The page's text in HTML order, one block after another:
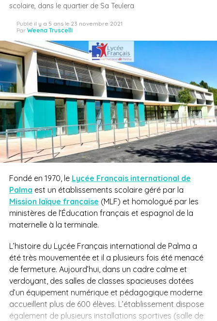
scolaire, dans le quartier de Sa Teulera
Publié il y a 5 ans le 23 novembre 2021
Par Weena Truscelli
Fondé en 1970, le Lycée Français international de
Palma est un établissements scolaire géré par la
Mission laïque française (MLF) et homologué par les
ministères de l’Éducation français et espagnol de la
maternelle à la terminale.
L’histoire du Lycée Français international de Palma a
été très mouvementée et il a plusieurs fois été menacé
de fermeture. Aujourd’hui, dans un cadre calme et
verdoyant, des salles de classes spacieuses dotées
d’un équipement numérique et pédagogique moderne
accueillent plus de 600 élèves. L’établissement dispose
également de plusieurs installations sportives (salle de